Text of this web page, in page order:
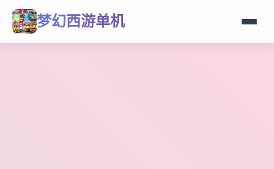
梦幻西游单机